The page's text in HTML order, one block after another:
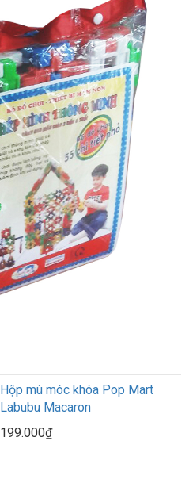
Hộp mù móc khóa Pop Mart
Labubu Macaron
199.000₫